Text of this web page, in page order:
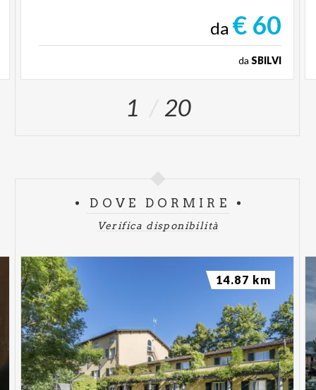
da € 60
da SBILVI
1 20
DOVE DORMIRE
Verifica disponibilità
14.87 km